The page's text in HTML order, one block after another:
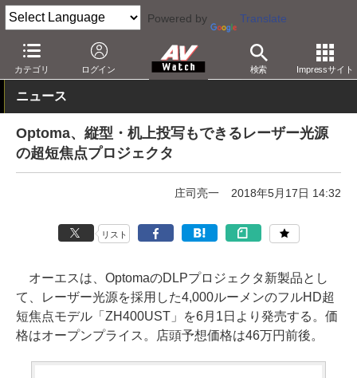
Powered by Translate
カテゴリ ログイン 検索 Impressサイト
AV Watch 製品 プロジェクタ Optoma
ニュース
Optoma、縦型・机上投写もできるレーザー光源
の超短焦点プロジェクタ
庄司亮一 2018年5月17日 14:32
リスト
オーエスは、OptomaのDLPプロジェクタ新製品とし
て、レーザー光源を採用した4,000ルーメンのフルHD超
短焦点モデル「ZH400UST」を6月1日より発売する。価
格はオープンプライス。店頭予想価格は46万円前後。